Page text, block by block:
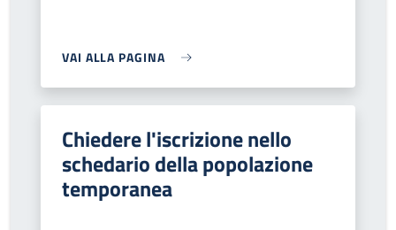
VAI ALLA PAGINA
Chiedere l'iscrizione nello
schedario della popolazione
temporanea